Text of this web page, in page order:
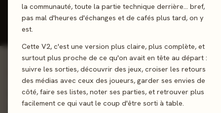
la communauté, toute la partie technique derrière… bref,
pas mal d'heures d'échanges et de cafés plus tard, on y
est.
Cette V2, c'est une version plus claire, plus complète, et
surtout plus proche de ce qu'on avait en tête au départ :
suivre les sorties, découvrir des jeux, croiser les retours
des médias avec ceux des joueurs, garder ses envies de
côté, faire ses listes, noter ses parties, et retrouver plus
facilement ce qui vaut le coup d'être sorti à table.
Donner mon avis
01 - LE JEU
Véritable jeu d'aventure épique de science-fiction, ISS
offre d'innombrables aventures sur des mondes